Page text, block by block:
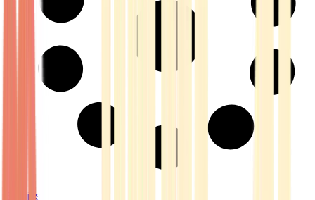
Strains